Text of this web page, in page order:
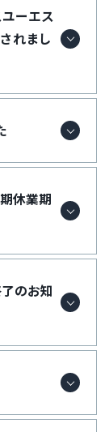
ーエス
れまし
休業期
のお知